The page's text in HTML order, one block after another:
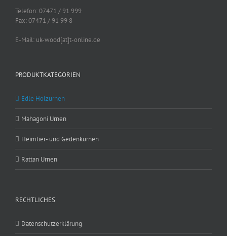
Telefon: 07471 / 91 999
Fax: 07471 / 91 99 8
E-Mail: uk-wood[at]t-online.de
PRODUKTKATEGORIEN
Edle Holzurnen
Mahagoni Urnen
Heimtier- und Gedenkurnen
Rattan Urnen
RECHTLICHES
Datenschutzerklärung